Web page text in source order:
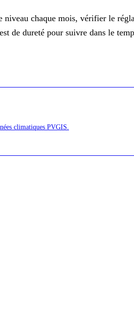
niveau chaque mois, vérifier le
de dureté pour suivre dans le
climatiques PVGIS.